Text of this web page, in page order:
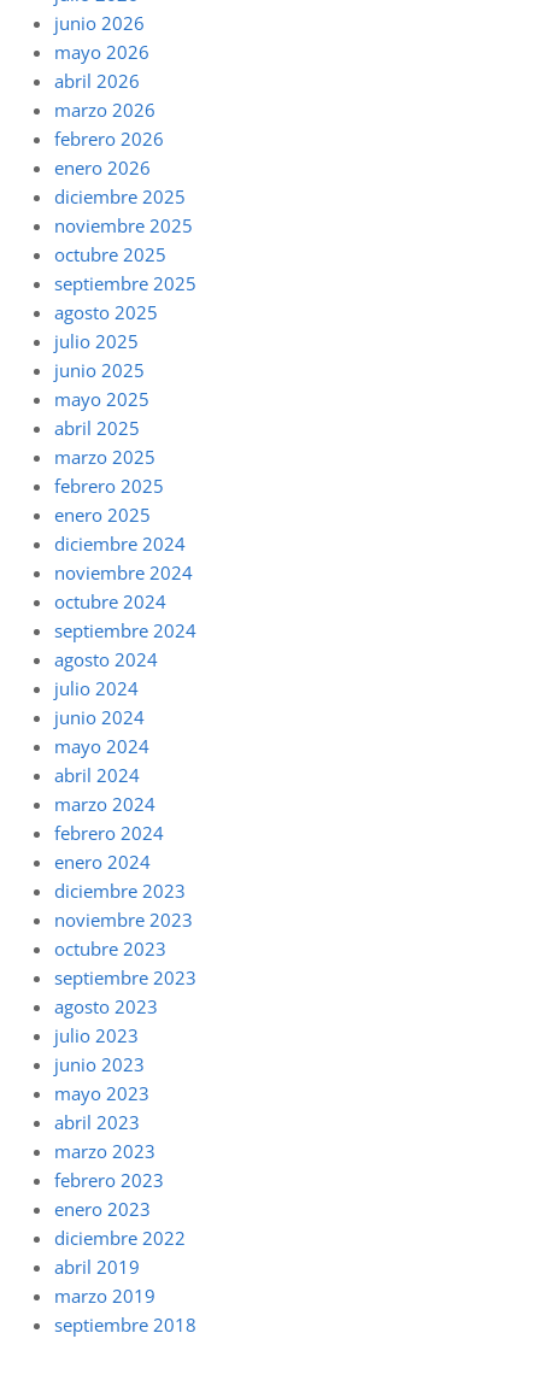
junio 2026
mayo 2026
abril 2026
marzo 2026
febrero 2026
enero 2026
diciembre 2025
noviembre 2025
octubre 2025
septiembre 2025
agosto 2025
julio 2025
junio 2025
mayo 2025
abril 2025
marzo 2025
febrero 2025
enero 2025
diciembre 2024
noviembre 2024
octubre 2024
septiembre 2024
agosto 2024
julio 2024
junio 2024
mayo 2024
abril 2024
marzo 2024
febrero 2024
enero 2024
diciembre 2023
noviembre 2023
octubre 2023
septiembre 2023
agosto 2023
julio 2023
junio 2023
mayo 2023
abril 2023
marzo 2023
febrero 2023
enero 2023
diciembre 2022
abril 2019
marzo 2019
septiembre 2018